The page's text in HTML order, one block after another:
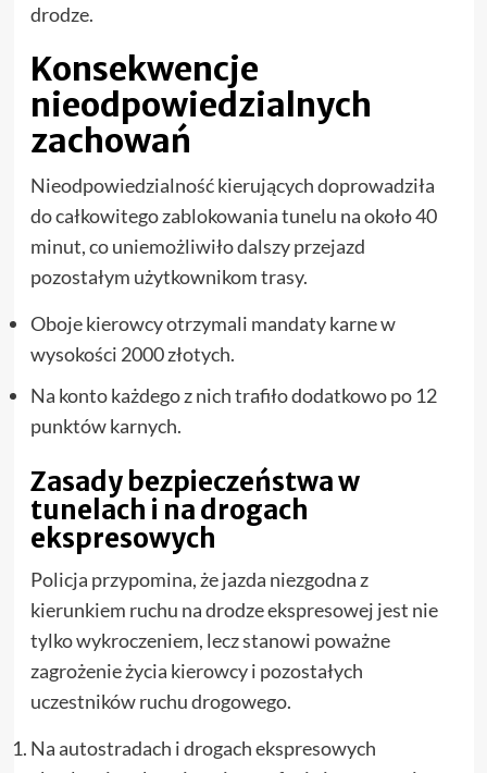
drodze.
Konsekwencje
nieodpowiedzialnych
zachowań
Nieodpowiedzialność kierujących doprowadziła
do całkowitego zablokowania tunelu na około 40
minut, co uniemożliwiło dalszy przejazd
pozostałym użytkownikom trasy.
Oboje kierowcy otrzymali mandaty karne w
wysokości 2000 złotych.
Na konto każdego z nich trafiło dodatkowo po 12
punktów karnych.
Zasady bezpieczeństwa w
tunelach i na drogach
ekspresowych
Policja przypomina, że jazda niezgodna z
kierunkiem ruchu na drodze ekspresowej jest nie
tylko wykroczeniem, lecz stanowi poważne
zagrożenie życia kierowcy i pozostałych
uczestników ruchu drogowego.
Na autostradach i drogach ekspresowych